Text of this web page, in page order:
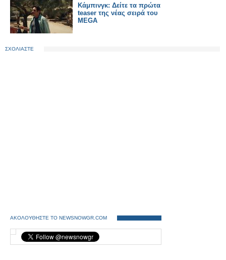
Κάμπινγκ: Δείτε τα πρώτα
teaser της νέας σειρά του
MEGA
ΣΧΟΛΙΑΣΤΕ
ΑΚΟΛΟΥΘΗΣΤΕ ΤΟ NEWSNOWGR.COM